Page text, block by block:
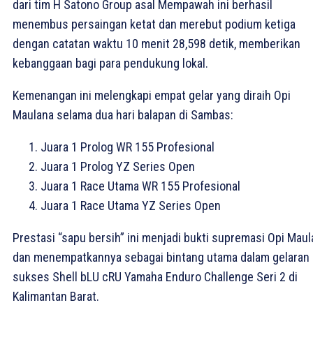
dari tim H Satono Group asal Mempawah ini berhasil
menembus persaingan ketat dan merebut podium ketiga
dengan catatan waktu 10 menit 28,598 detik, memberikan
kebanggaan bagi para pendukung lokal.
Kemenangan ini melengkapi empat gelar yang diraih Opi
Maulana selama dua hari balapan di Sambas:
Juara 1 Prolog WR 155 Profesional
Juara 1 Prolog YZ Series Open
Juara 1 Race Utama WR 155 Profesional
Juara 1 Race Utama YZ Series Open
Prestasi “sapu bersih” ini menjadi bukti supremasi Opi
dan menempatkannya sebagai bintang utama dalam gelaran
sukses Shell bLU cRU Yamaha Enduro Challenge Seri 2 di
Kalimantan Barat.